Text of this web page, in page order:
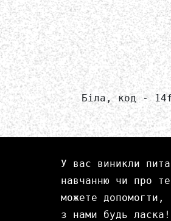
Біла, код -
У вас виникли
навчанню чи про
можете допомогти,
з нами будь ласка!